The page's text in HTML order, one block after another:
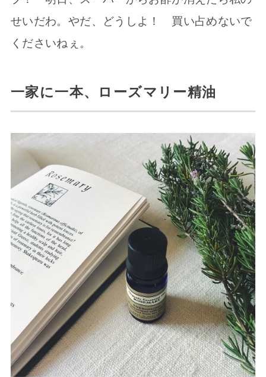
せいだわ。やだ、どうしよ！ 買い占めないで
くださいねぇ。
一家に一本、ローズマリー精油